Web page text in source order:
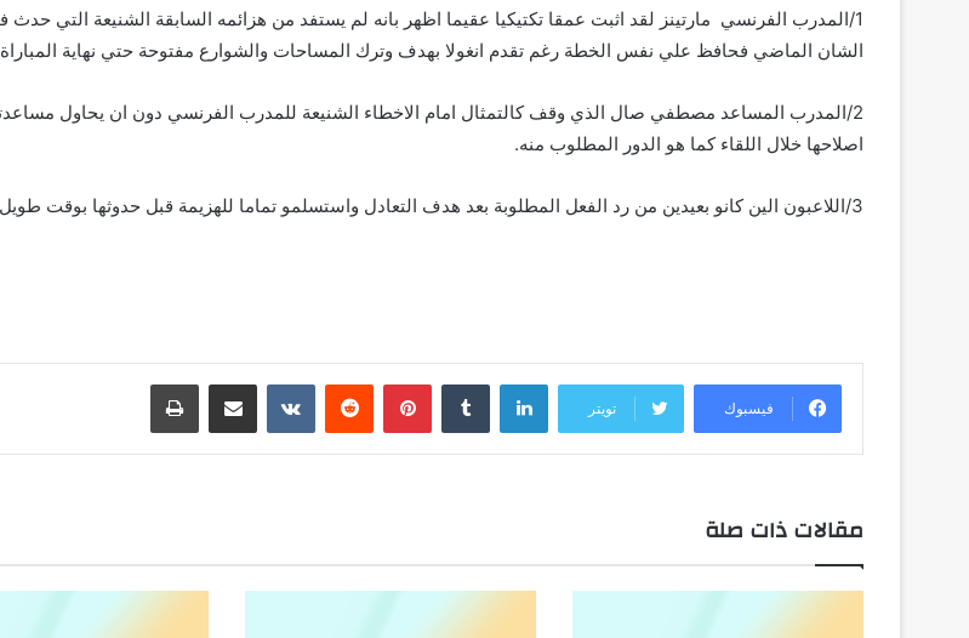
1/المدرب الفرنسي مارتينز لقد اثبت عمقا تكتيكيا عقيما اظهر بانه لم يستفد من هزائمه السابقة الشنيعة التي حدث
الشان الماضي فحافظ علي نفس الخطة رغم تقدم انغولا بهدف وترك المساحات والشوارع مفتوحة حتي نهاية
2/المدرب المساعد مصطفي صال الذي وقف كالتمثال امام الاخطاء الشنيعة للمدرب الفرنسي دون ان يحاول
اصلاحها خلال اللقاء كما هو الدور المطلوب منه.
3/اللاعبون الين كانو بعيدين من رد الفعل المطلوبة بعد هدف التعادل واستسلمو تماما للهزيمة قبل حدوثها بوقت طويل
فيسبوك تويتر
لينكدإن بينتيريست مشاركة عبر البريد طباعة
مقالات ذات صلة